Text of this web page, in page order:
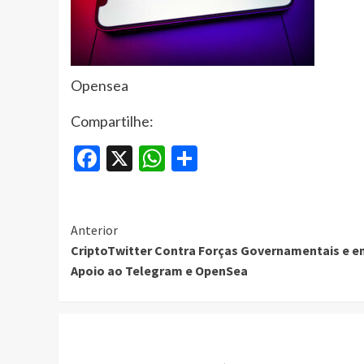
Opensea
Compartilhe:
Facebook
X WhatsApp
Continue
Reading
Anterior
CriptoTwitter Contra Forças Governamentais e
Apoio ao Telegram e OpenSea